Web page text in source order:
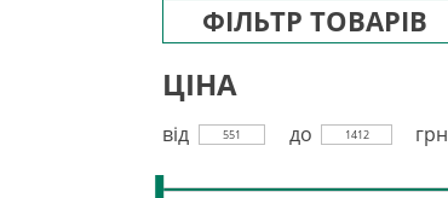
ФІЛЬТР ТОВАРІВ
ЦІНА
від 551 до 1412 грн